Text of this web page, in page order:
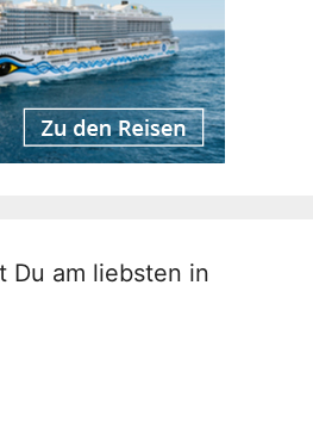
Du am liebsten in